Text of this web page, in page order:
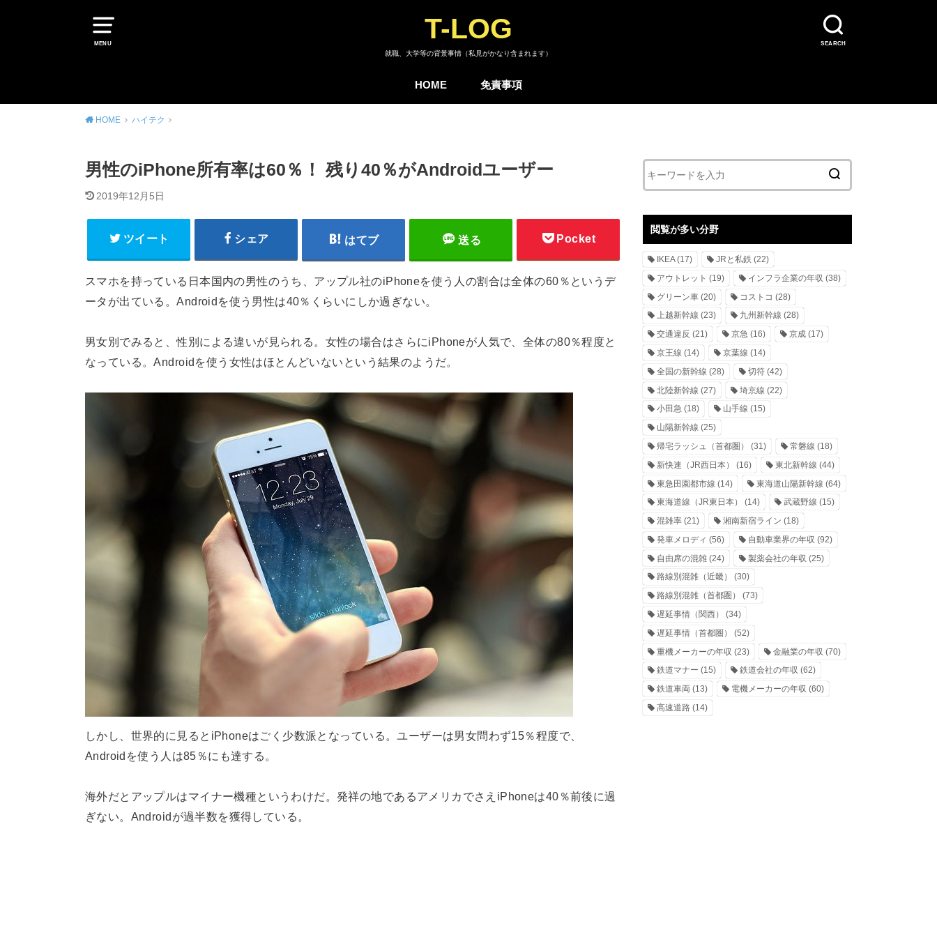
MENU SEARCH
T-LOG
就職、大学等の背景事情（私見がかなり含まれます）
HOME 免責事項
HOME ハイテク
男性のiPhone所有率は60％！ 残り40％がAndroidユーザー
2019年12月5日
ツイート シェア はてブ 送る Pocket
スマホを持っている日本国内の男性のうち、アップル社のiPhoneを使う人の割合は全体の60％というデ
ータが出ている。Androidを使う男性は40％くらいにしか過ぎない。
男女別でみると、性別による違いが見られる。女性の場合はさらにiPhoneが人気で、全体の80％程度と
なっている。Androidを使う女性はほとんどいないという結果のようだ。
しかし、世界的に見るとiPhoneはごく少数派となっている。ユーザーは男女問わず15％程度で、
Androidを使う人は85％にも達する。
海外だとアップルはマイナー機種というわけだ。発祥の地であるアメリカでさえiPhoneは40％前後に過
ぎない。Androidが過半数を獲得している。
閲覧が多い分野
IKEA(17) JRと私鉄 (22)
アウトレット (19) インフラ企業の年収 (38)
グリーン車 (20) コストコ (28)
上越新幹線 (23) 九州新幹線 (28)
交通違反 (21) 京急 (16) 京成(17)
京王線 (14) 京葉線 (14)
全国の新幹線 (28) 切符(42)
北陸新幹線 (27) 埼京線 (22)
小田急 (18) 山手線 (15)
山陽新幹線 (25)
帰宅ラッシュ（首都圏）
(31) 常磐線 (18)
新快速（JR西日本）
(16) 東北新幹線 (44)
東急田園都市線 (14) 東海道山陽新幹線 (64)
東海道線（JR東日本）
(14) 武蔵野線 (15)
混雑率 (21) 湘南新宿ライン (18)
発車メロディ (56) 自動車業界の年収 (92)
自由席の混雑 (24) 製薬会社の年収 (25)
路線別混雑（近畿）
(30)
路線別混雑（首都圏）
(73)
遅延事情（関西）
(34)
遅延事情（首都圏）
(52)
重機メーカーの年収 (23) 金融業の年収 (70)
鉄道マナー (15) 鉄道会社の年収 (62)
鉄道車両 (13) 電機メーカーの年収 (60)
高速道路 (14)